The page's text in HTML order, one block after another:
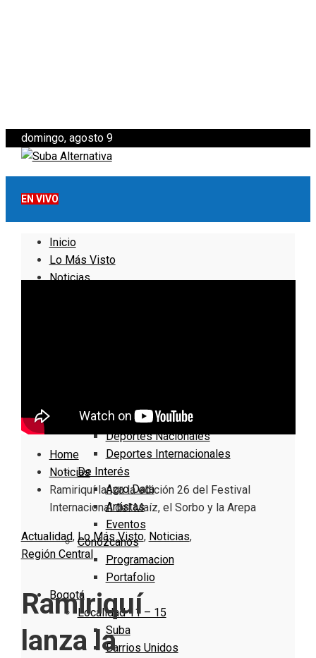
domingo, agosto 9
EN VIVO
Inicio
Lo Más Visto
Noticias
Deportes Locales
Deportes Nacionales
Deportes Internacionales
De Interés
Agro Data
Artistas
Eventos
Conózcanos
Programacion
Portafolio
Bogotá
Localidad 11 – 15
Suba
Barrios Unidos
Home
Noticias
Ramiriquí lanza la edición 26 del Festival
Internacional del Maíz, el Sorbo y la Arepa
Actualidad, Lo Más Visto, Noticias,
Región Central
Ramiriquí
lanza la